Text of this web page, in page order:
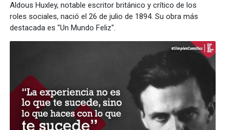
Aldous Huxley, notable escritor británico y crítico de los
roles sociales, nació el 26 de julio de 1894. Su obra más
destacada es "Un Mundo Feliz".